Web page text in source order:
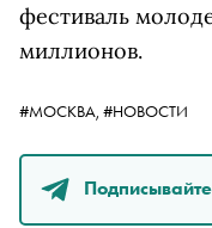
фестиваль
миллионов.
#МОСКВА, #НОВОСТИ